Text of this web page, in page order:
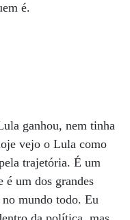
é.
ganhou, nem tinha
vejo o Lula como
trajetória. É um
é um dos grandes
no mundo todo. Eu